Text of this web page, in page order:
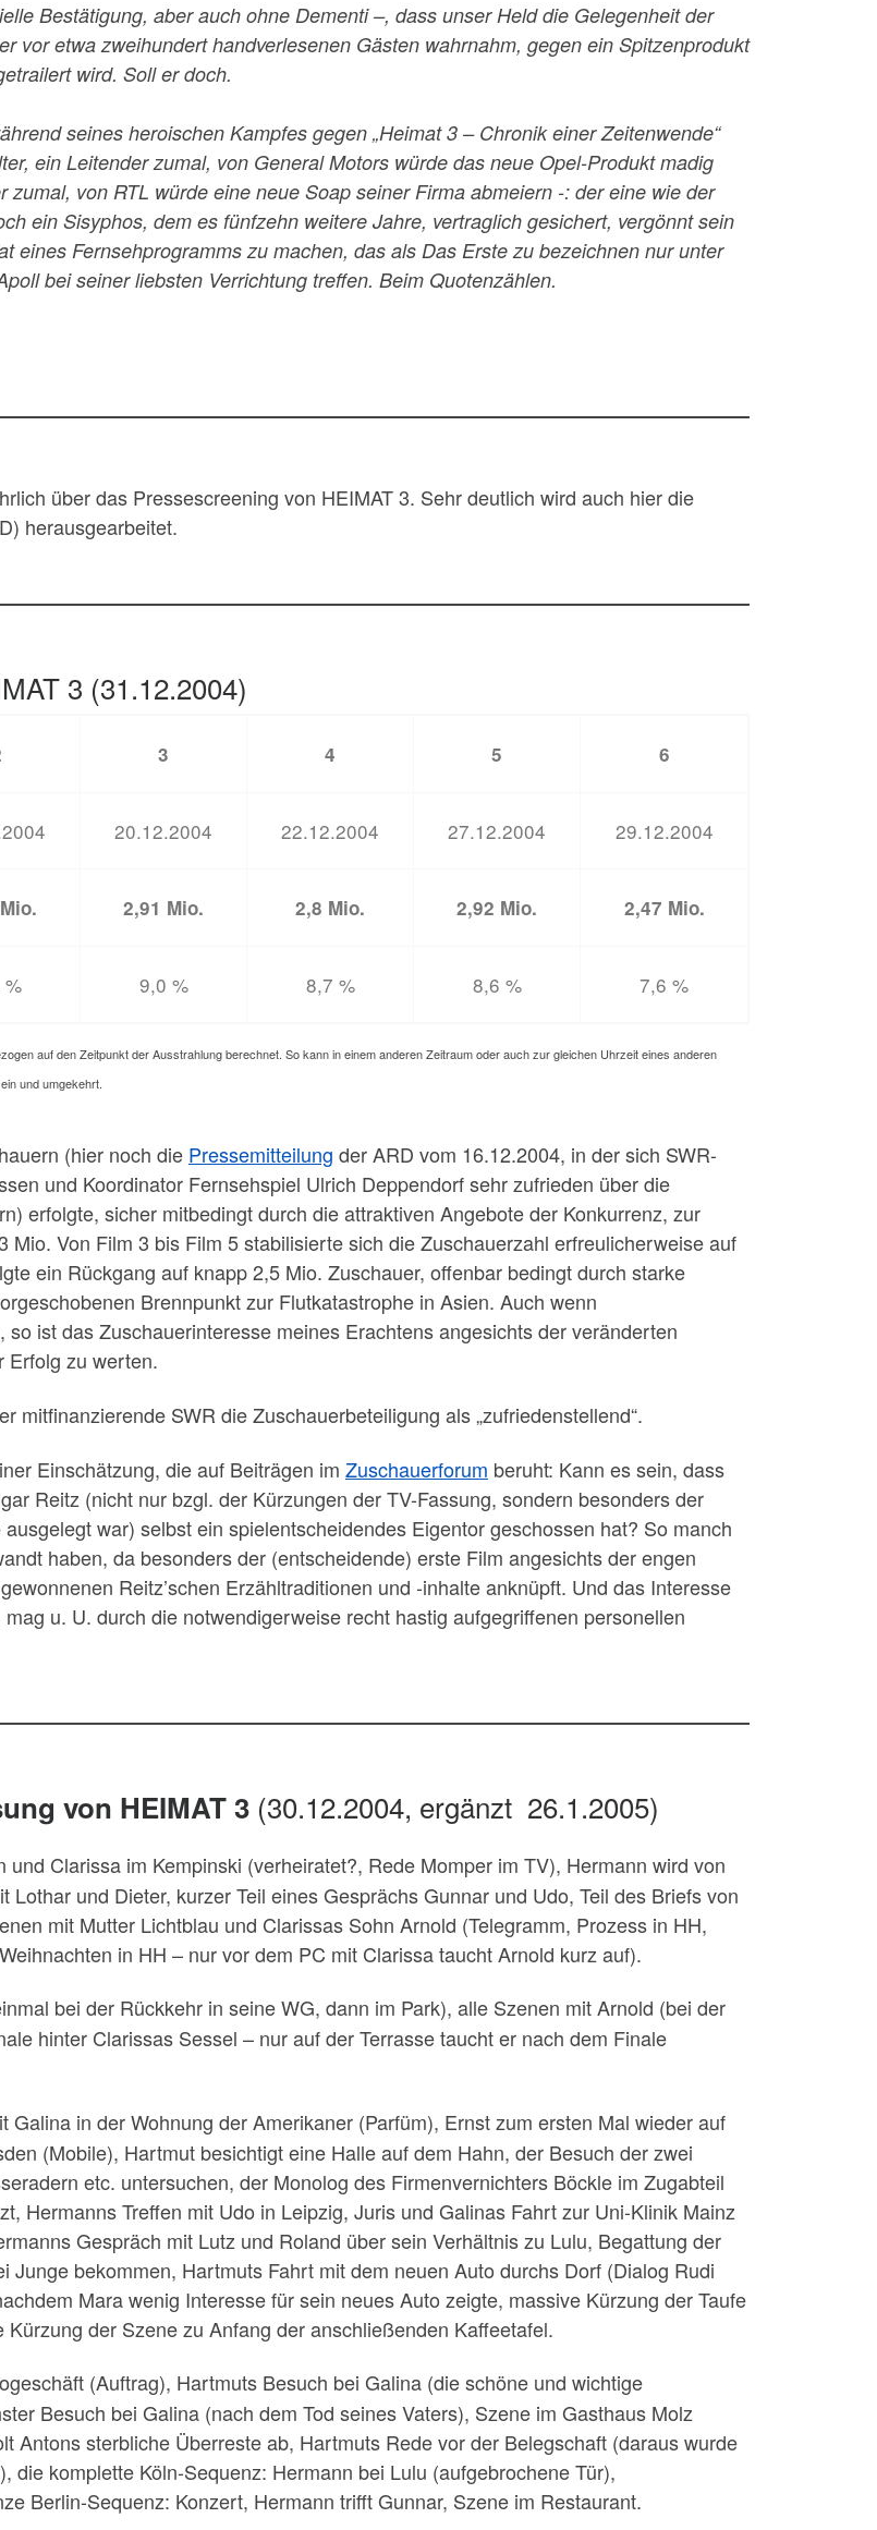
Bestätigung, aber auch ohne Dementi –, dass unser Held die Gelegenheit der
vor etwa zweihundert handverlesenen Gästen wahrnahm, gegen ein Spitzenprodukt
wird. Soll er doch.
seines heroischen Kampfes gegen „Heimat 3 – Chronik einer Zeitenwende“
ein Leitender zumal, von General Motors würde das neue Opel-Produkt madig
von RTL würde eine neue Soap seiner Firma abmeiern -: der eine wie der
ein Sisyphos, dem es fünfzehn weitere Jahre, vertraglich gesichert, vergönnt sein
eines Fernsehprogramms zu machen, das als Das Erste zu bezeichnen nur unter
bei seiner liebsten Verrichtung treffen. Beim Quotenzählen.
über das Pressescreening von HEIMAT 3. Sehr deutlich wird auch hier die
herausgearbeitet.
3 (31.12.2004)
3 4 5 6
20.12.2004 22.12.2004 27.12.2004 29.12.2004
2,91 Mio. 2,8 Mio. 2,92 Mio. 2,47 Mio.
9,0 % 8,7 % 8,6 % 7,6 %
auf den Zeitpunkt der Ausstrahlung berechnet. So kann in einem anderen Zeitraum oder auch zur gleichen Uhrzeit eines anderen
und umgekehrt.
(hier noch die Pressemitteilung der ARD vom 16.12.2004, in der sich SWR-
und Koordinator Fernsehspiel Ulrich Deppendorf sehr zufrieden über die
erfolgte, sicher mitbedingt durch die attraktiven Angebote der Konkurrenz, zur
Von Film 3 bis Film 5 stabilisierte sich die Zuschauerzahl erfreulicherweise auf
ein Rückgang auf knapp 2,5 Mio. Zuschauer, offenbar bedingt durch starke
Brennpunkt zur Flutkatastrophe in Asien. Auch wenn
ist das Zuschauerinteresse meines Erachtens angesichts der veränderten
Erfolg zu werten.
mitfinanzierende SWR die Zuschauerbeteiligung als „zufriedenstellend“.
Einschätzung, die auf Beiträgen im Zuschauerforum beruht: Kann es sein, dass
Reitz (nicht nur bzgl. der Kürzungen der TV-Fassung, sondern besonders der
war) selbst ein spielentscheidendes Eigentor geschossen hat? So manch
haben, da besonders der (entscheidende) erste Film angesichts der engen
Reitz’schen Erzähltraditionen und -inhalte anknüpft. Und das Interesse
u. U. durch die notwendigerweise recht hastig aufgegriffenen personellen
von HEIMAT 3 (30.12.2004, ergänzt 26.1.2005)
und Clarissa im Kempinski (verheiratet?, Rede Momper im TV), Hermann wird von
und Dieter, kurzer Teil eines Gesprächs Gunnar und Udo, Teil des Briefs von
mit Mutter Lichtblau und Clarissas Sohn Arnold (Telegramm, Prozess in HH,
in HH – nur vor dem PC mit Clarissa taucht Arnold kurz auf).
bei der Rückkehr in seine WG, dann im Park), alle Szenen mit Arnold (bei der
hinter Clarissas Sessel – nur auf der Terrasse taucht er nach dem Finale
Galina in der Wohnung der Amerikaner (Parfüm), Ernst zum ersten Mal wieder auf
(Mobile), Hartmut besichtigt eine Halle auf dem Hahn, der Besuch der zwei
etc. untersuchen, der Monolog des Firmenvernichters Böckle im Zugabteil
Hermanns Treffen mit Udo in Leipzig, Juris und Galinas Fahrt zur Uni-Klinik Mainz
Gespräch mit Lutz und Roland über sein Verhältnis zu Lulu, Begattung der
bekommen, Hartmuts Fahrt mit dem neuen Auto durchs Dorf (Dialog Rudi
Mara wenig Interesse für sein neues Auto zeigte, massive Kürzung der Taufe
der Szene zu Anfang der anschließenden Kaffeetafel.
(Auftrag), Hartmuts Besuch bei Galina (die schöne und wichtige
Besuch bei Galina (nach dem Tod seines Vaters), Szene im Gasthaus Molz
Antons sterbliche Überreste ab, Hartmuts Rede vor der Belegschaft (daraus wurde
die komplette Köln-Sequenz: Hermann bei Lulu (aufgebrochene Tür),
Berlin-Sequenz: Konzert, Hermann trifft Gunnar, Szene im Restaurant.